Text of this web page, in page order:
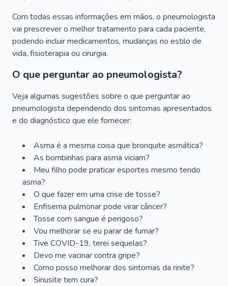
Com todas essas informações em mãos, o pneumologista
vai prescrever o melhor tratamento para cada paciente,
podendo incluir medicamentos, mudanças no estilo de
vida, fisioterapia ou cirurgia.
O que perguntar ao pneumologista?
Veja algumas sugestões sobre o que perguntar ao
pneumologista dependendo dos sintomas apresentados
e do diagnóstico que ele fornecer:
Asma é a mesma coisa que bronquite asmática?
As bombinhas para asma viciam?
Meu filho pode praticar esportes mesmo tendo
asma?
O que fazer em uma crise de tosse?
Enfisema pulmonar pode virar câncer?
Tosse com sangue é perigoso?
Vou melhorar se eu parar de fumar?
Tive COVID-19, terei sequelas?
Devo me vacinar contra gripe?
Como posso melhorar dos sintomas da rinite?
Sinusite tem cura?